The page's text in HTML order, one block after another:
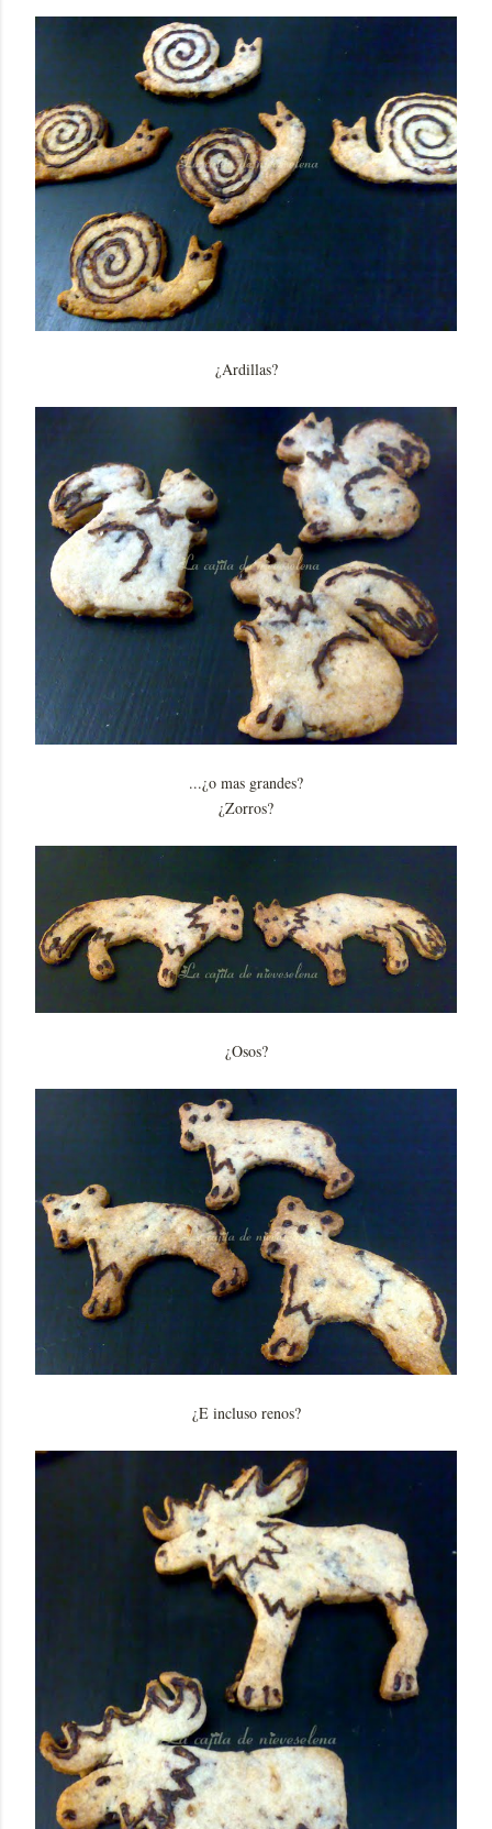
¿Ardillas?
...¿o mas grandes?
¿Zorros?
¿Osos?
¿E incluso renos?